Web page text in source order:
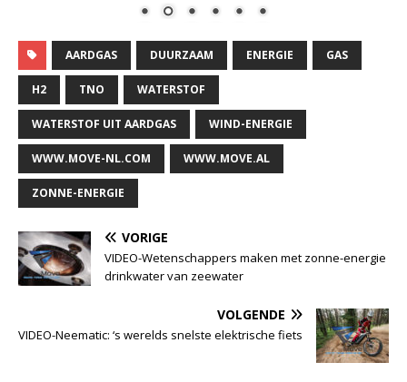
AARDGAS DUURZAAM ENERGIE GAS
H2 TNO WATERSTOF
WATERSTOF UIT AARDGAS WIND-ENERGIE
WWW.MOVE-NL.COM WWW.MOVE.AL
ZONNE-ENERGIE
VORIGE
VIDEO-Wetenschappers maken met zonne-energie
drinkwater van zeewater
VOLGENDE
VIDEO-Neematic: ‘s werelds snelste elektrische fiets